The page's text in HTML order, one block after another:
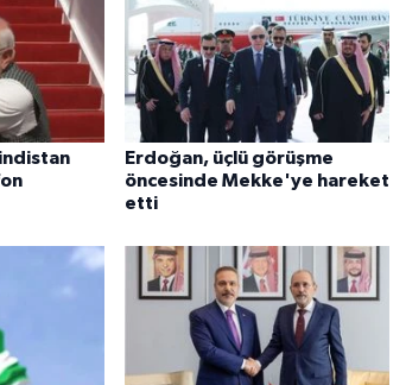
Erdoğan, üçlü görüşme
öncesinde Mekke'ye hareket
etti